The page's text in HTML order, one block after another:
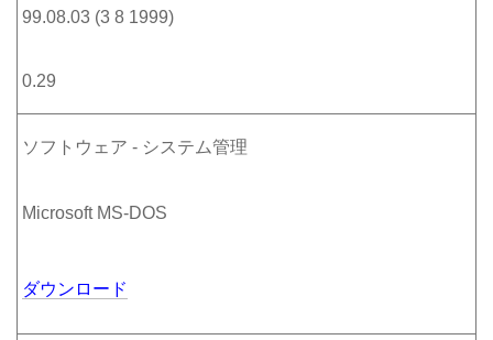
99.08.03 (3 8 1999)
0.29
ソフトウェア - システム管理
Microsoft MS-DOS
ダウンロード